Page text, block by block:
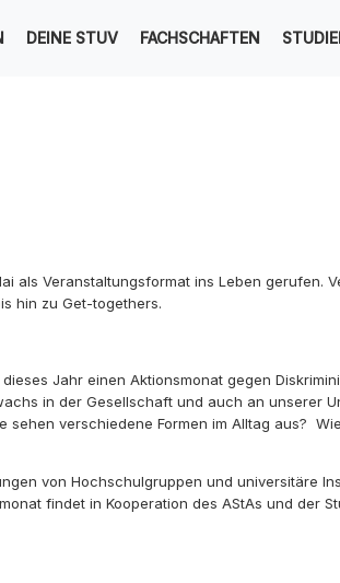
DEINE STUV FACHSCHAFTEN
als Veranstaltungsformat ins Leben gerufen.
hin zu Get-togethers.
Jahr einen Aktionsmonat gegen
in der Gesellschaft und auch an unserer
verschiedene Formen im Alltag aus?
von Hochschulgruppen und universitäre
findet in Kooperation des AStAs und der